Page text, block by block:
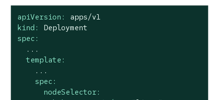
apiVersion:
apps/v1
kind:
Deployment
spec:
...
template:
...
spec:
nodeSelector: